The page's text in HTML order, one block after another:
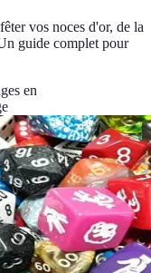
vos noces d'or, de la
guide complet pour
en